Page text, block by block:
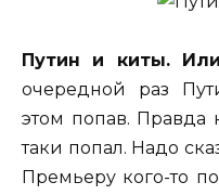
Путин и киты.
очередной раз
этом попав. Правда
таки попал. Надо
Премьеру кого-то